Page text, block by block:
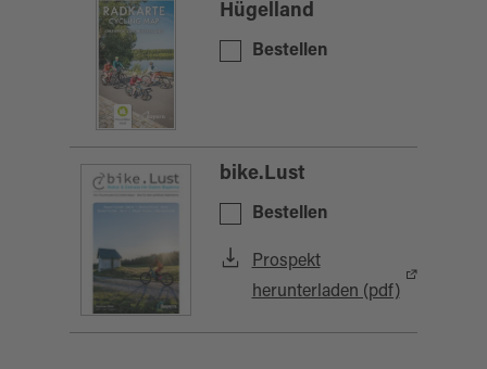
Hügelland
Bestellen
bike.Lust
Bestellen
Prospekt
herunterladen (pdf)